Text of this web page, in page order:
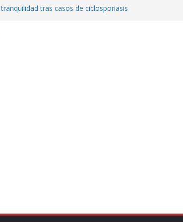
tras casos de ciclosporiasis
de vínculos con México: